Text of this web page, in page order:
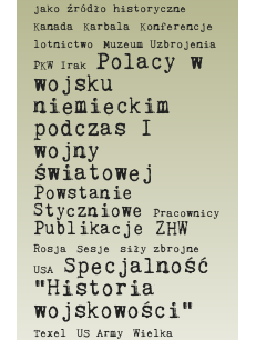
jako źródło historyczne
Kanada
Karbala
Konferencje
lotnictwo
Muzeum Uzbrojenia
PKW Irak
Polacy w
wojsku
niemieckim
podczas I
wojny
światowej
Powstanie
Styczniowe
Pracownicy
Publikacje ZHW
Rosja Sesje
siły zbrojne
USA
Specjalność
"Historia
wojskowości"
Texel US Army
Wielka